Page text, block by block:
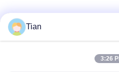
Tian
3:26